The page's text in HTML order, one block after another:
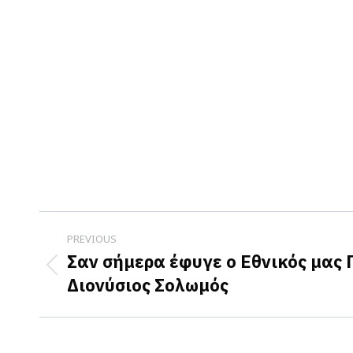
Post
navigation
PREVIOUS
Previous
post:
Σαν σήμερα έφυγε ο Εθνικός μας
Διονύσιος Σολωμός